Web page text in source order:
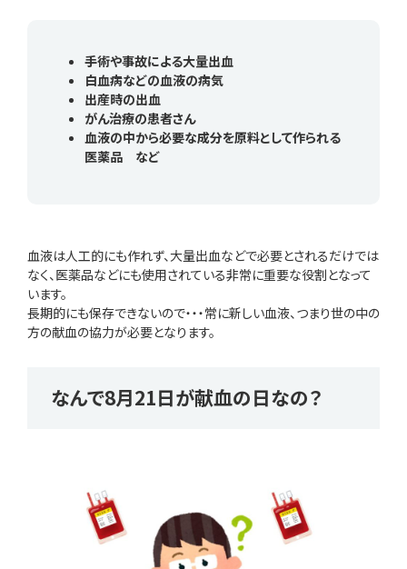
手術や事故による大量出血
白血病などの血液の病気
出産時の出血
がん治療の患者さん
血液の中から必要な成分を原料として作られる
医薬品 など
血液は人工的にも作れず、大量出血などで必要とされるだけでは
なく、医薬品などにも使用されている非常に重要な役割となって
います。
長期的にも保存できないので・・・常に新しい血液、つまり世の中の
方の献血の協力が必要となります。
なんで8月21日が献血の日なの？